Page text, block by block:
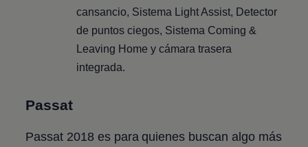
cansancio, Sistema Light Assist, Detector
de puntos ciegos, Sistema Coming &
Leaving Home y cámara trasera
integrada.
Passat
Passat 2018 es para quienes buscan algo más